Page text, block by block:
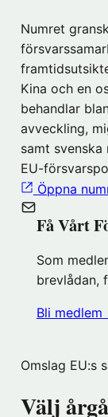
Numret
Kina och en
behandlar
avveckling,
samt
EU-
Öppna
Få Vårt
Som
brevlådan,
Bli medlem
Omslag EU:s
Välj